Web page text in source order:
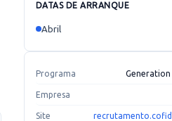
DATAS DE ARRANQUE
Abril
Programa
Empresa
Site